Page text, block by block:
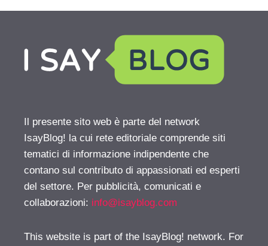
Il presente sito web è parte del network
IsayBlog! la cui rete editoriale comprende siti
tematici di informazione indipendente che
contano sul contributo di appassionati ed esperti
del settore. Per pubblicità, comunicati e
collaborazioni: info@isayblog.com
This website is part of the IsayBlog! network. For